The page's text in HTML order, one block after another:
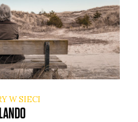
W SIECI